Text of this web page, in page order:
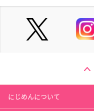
にじめんについて